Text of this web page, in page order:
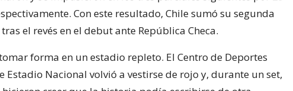
Con este resultado, Chile sumó su segunda
el revés en el debut ante República Checa.
forma en un estadio repleto. El Centro de Deportes
Estadio Nacional volvió a vestirse de rojo y, durante un set,